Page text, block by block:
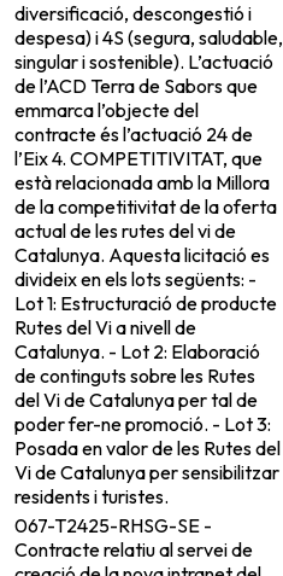
diversificació, descongestió i
despesa) i 4S (segura, saludable,
singular i sostenible). L’actuació
de l’ACD Terra de Sabors que
emmarca l’objecte del
contracte és l’actuació 24 de
l’Eix 4. COMPETITIVITAT, que
està relacionada amb la Millora
de la competitivitat de la oferta
actual de les rutes del vi de
Catalunya. Aquesta licitació es
divideix en els lots següents: -
Lot 1: Estructuració de producte
Rutes del Vi a nivell de
Catalunya. - Lot 2: Elaboració
de continguts sobre les Rutes
del Vi de Catalunya per tal de
poder fer-ne promoció. - Lot 3:
Posada en valor de les Rutes del
Vi de Catalunya per sensibilitzar
residents i turistes.
067-T2425-RHSG-SE -
Contracte relatiu al servei de